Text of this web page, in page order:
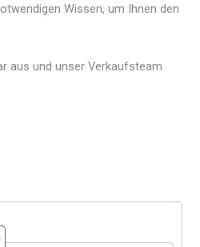
Wissen, um Ihnen den
aus und unser Verkaufsteam